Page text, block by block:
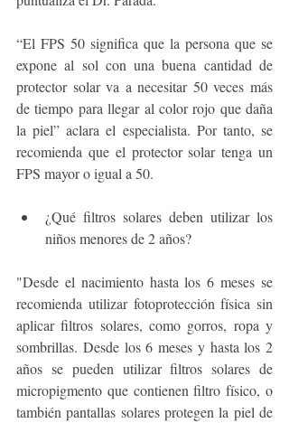
“El FPS 50 significa que la persona que se
expone al sol con una buena cantidad de
protector solar va a necesitar 50 veces más
de tiempo para llegar al color rojo que daña
la piel” aclara el especialista. Por tanto, se
recomienda que el protector solar tenga un
FPS mayor o igual a 50.
¿Qué filtros solares deben utilizar los
niños menores de 2 años?
"Desde el nacimiento hasta los 6 meses se
recomienda utilizar fotoprotección física sin
aplicar filtros solares, como gorros, ropa y
sombrillas. Desde los 6 meses y hasta los 2
años se pueden utilizar filtros solares de
micropigmento que contienen filtro físico, o
también pantallas solares protegen la piel de